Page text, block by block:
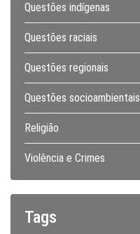
Questões indígenas
Questões raciais
Questões regionais
Questões socioambientais
Religião
Violência e Crimes
Tags